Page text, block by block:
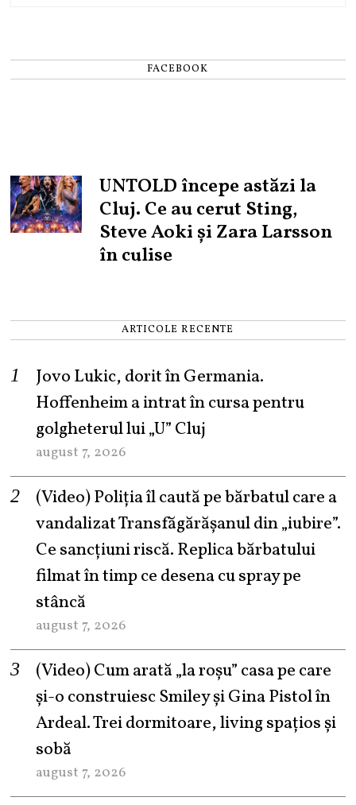
FACEBOOK
UNTOLD începe astăzi la
Cluj. Ce au cerut Sting,
Steve Aoki și Zara Larsson
în culise
ARTICOLE RECENTE
Jovo Lukic, dorit în Germania.
Hoffenheim a intrat în cursa pentru
golgheterul lui „U” Cluj
august 7, 2026
(Video) Poliția îl caută pe bărbatul care a
vandalizat Transfăgărășanul din „iubire”.
Ce sancțiuni riscă. Replica bărbatului
filmat în timp ce desena cu spray pe
stâncă
august 7, 2026
(Video) Cum arată „la roşu” casa pe care
şi-o construiesc Smiley şi Gina Pistol în
Ardeal. Trei dormitoare, living spațios și
sobă
august 7, 2026